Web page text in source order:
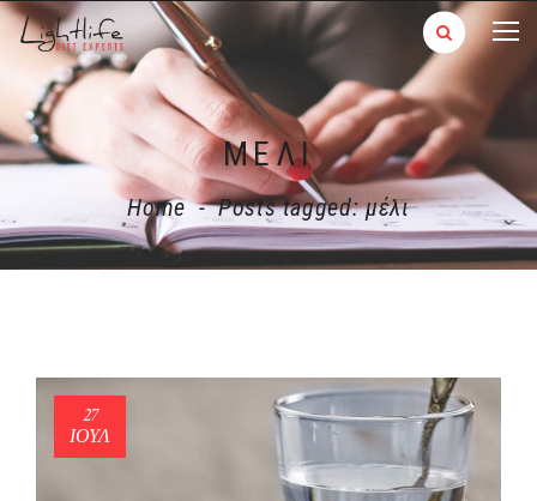
ΜΈΛΙ
Home - Posts tagged: μέλι
27
ΙΟΎΛ